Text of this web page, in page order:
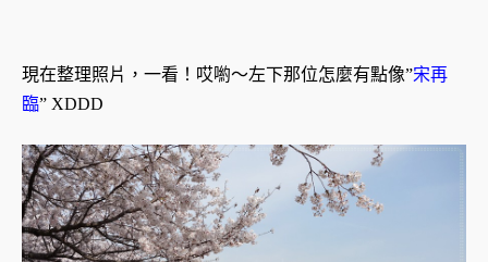
現在整理照片，一看！哎喲～左下那位怎麼有點像”宋再
臨” XDDD